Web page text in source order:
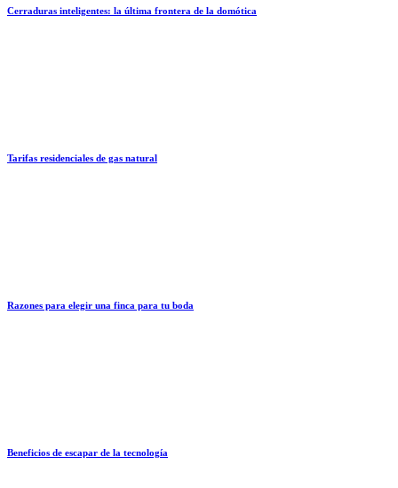
Cerraduras inteligentes: la última frontera de la domótica
Tarifas residenciales de gas natural
Razones para elegir una finca para tu boda
Beneficios de escapar de la tecnología